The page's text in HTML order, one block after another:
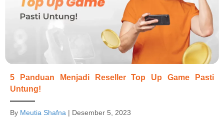
5 Panduan Menjadi Reseller Top Up Game Pasti
Untung!
By Meutia Shafna | Desember 5, 2023